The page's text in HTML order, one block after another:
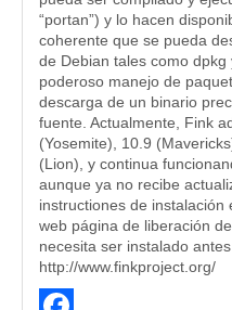
“portan”) y lo hacen
coherente que se pueda
de Debian tales como
poderoso manejo de
descarga de un binario
fuente. Actualmente, Fink
(Yosemite), 10.9
(Lion), y continua
aunque ya no recibe
instructiones de instalación
web página de liberación
necesita ser instalado
http://www.finkproject.org/